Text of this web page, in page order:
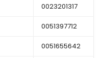
0023201317
0051397712
0051655642